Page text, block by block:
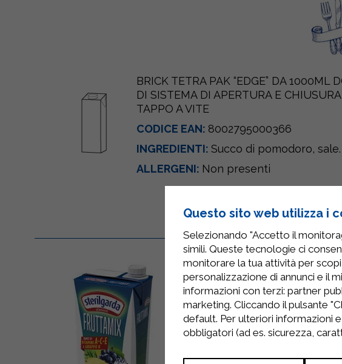
BRICK TETRA PAK “EDGE” DA 1000ML
DI SISTEMA DI APERTURA E
TAPPO A VITE
CODICE EAN: 8002795000366
INGREDIENTI: Succo di pomodoro, sale.
ALLERGENI: Non presenti
Questo sito web utilizza i
Selezionando "Accetto il
simili. Queste tecnologie ci
monitorare la tua attività per
personalizzazione di annunci e il
informazioni con terzi: partner
marketing. Cliccando il pulsante
default. Per ulteriori informazioni
obbligatori (ad es. sicurezza,